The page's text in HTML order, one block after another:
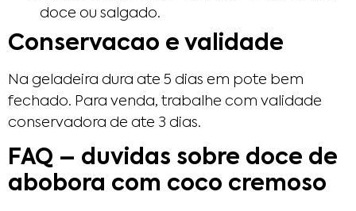
doce ou salgado.
Conservacao e validade
Na geladeira dura ate 5 dias em pote bem
fechado. Para venda, trabalhe com validade
conservadora de ate 3 dias.
FAQ – duvidas sobre doce de
abobora com coco cremoso